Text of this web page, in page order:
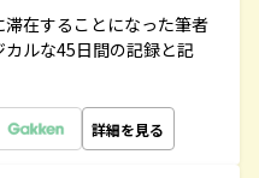
在することになった筆者
ルな45日間の記録と記
詳細を見る